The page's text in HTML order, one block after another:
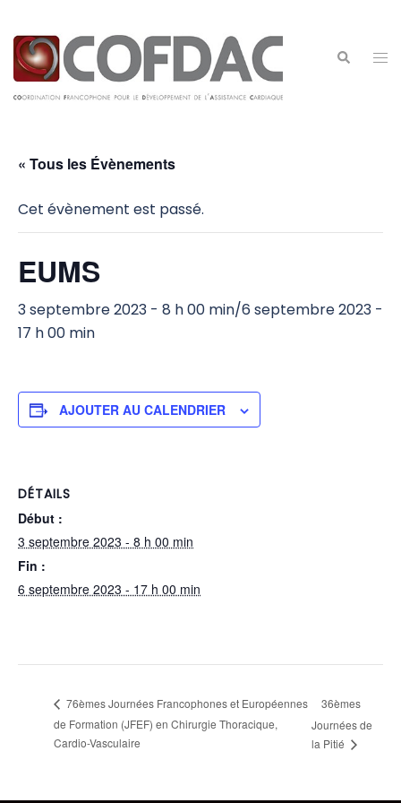
au
contenu
« Tous les Évènements
Cet évènement est passé.
EUMS
3 septembre 2023 - 8 h 00 min/6 septembre 2023 -
17 h 00 min
AJOUTER AU CALENDRIER
DÉTAILS
Début :
3 septembre 2023 - 8 h 00 min
Fin :
6 septembre 2023 - 17 h 00 min
76èmes Journées Francophones et Européennes
de Formation (JFEF) en Chirurgie Thoracique,
Cardio-Vasculaire
36èmes
Journées de
la Pitié